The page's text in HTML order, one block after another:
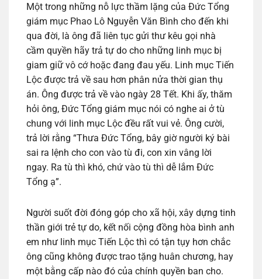
Một trong những nỗ lực thầm lặng của Đức Tổng
giám mục Phao Lô Nguyễn Văn Bình cho đến khi
qua đời, là ông đã liên tục gửi thư kêu gọi nhà
cầm quyền hãy trả tự do cho những linh mục bị
giam giữ vô cớ hoặc đang đau yếu. Linh mục Tiến
Lộc được trả về sau hơn phân nửa thời gian thụ
án. Ông được trả về vào ngày 28 Tết. Khi ấy, thăm
hỏi ông, Đức Tổng giám mục nói có nghe ai ở tù
chung với linh mục Lộc đều rất vui vẻ. Ông cười,
trả lời rằng “Thưa Đức Tổng, bây giờ người ký bài
sai ra lệnh cho con vào tù đi, con xin vâng lời
ngay. Ra tù thì khó, chứ vào tù thì dễ lắm Đức
Tổng ạ”.
Người suốt đời đóng góp cho xã hội, xây dựng tinh
thần giới trẻ tự do, kết nối cộng đồng hòa bình anh
em như linh mục Tiến Lộc thì có tận tụy hơn chắc
ông cũng không được trao tặng huân chương, hay
một bằng cấp nào đó của chính quyền ban cho.